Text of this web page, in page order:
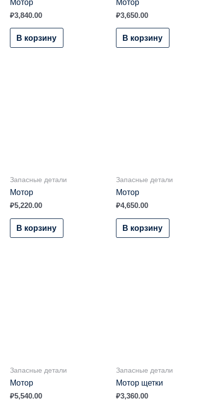
₽3,840.00
В корзину
₽3,650.00
В корзину
Запасные детали
Мотор
₽5,220.00
В корзину
Запасные детали
Мотор
₽4,650.00
В корзину
Запасные детали
Мотор
₽5,540.00
Запасные детали
Мотор щетки
₽3,360.00